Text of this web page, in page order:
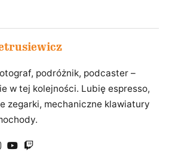
podróżnik, podcaster –
w tej kolejności. Lubię espresso,
zegarki, mechaniczne klawiatury